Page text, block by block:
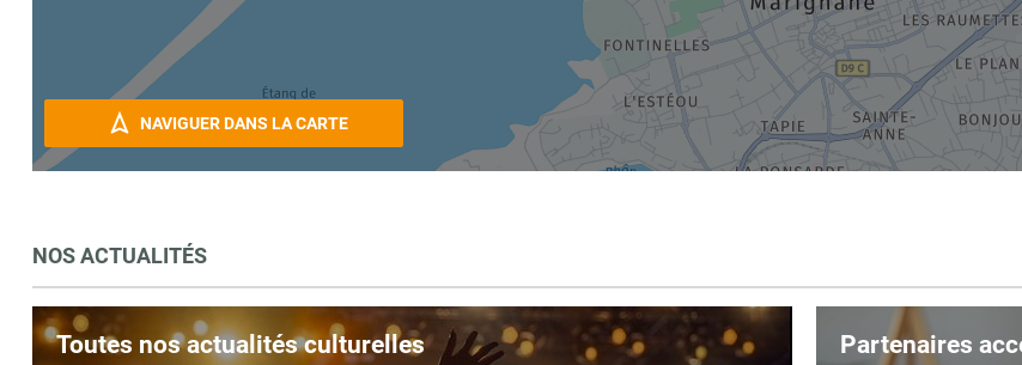
NAVIGUER DANS LA CARTE
NOS ACTUALITÉS
Toutes nos actualités culturelles Partenaires